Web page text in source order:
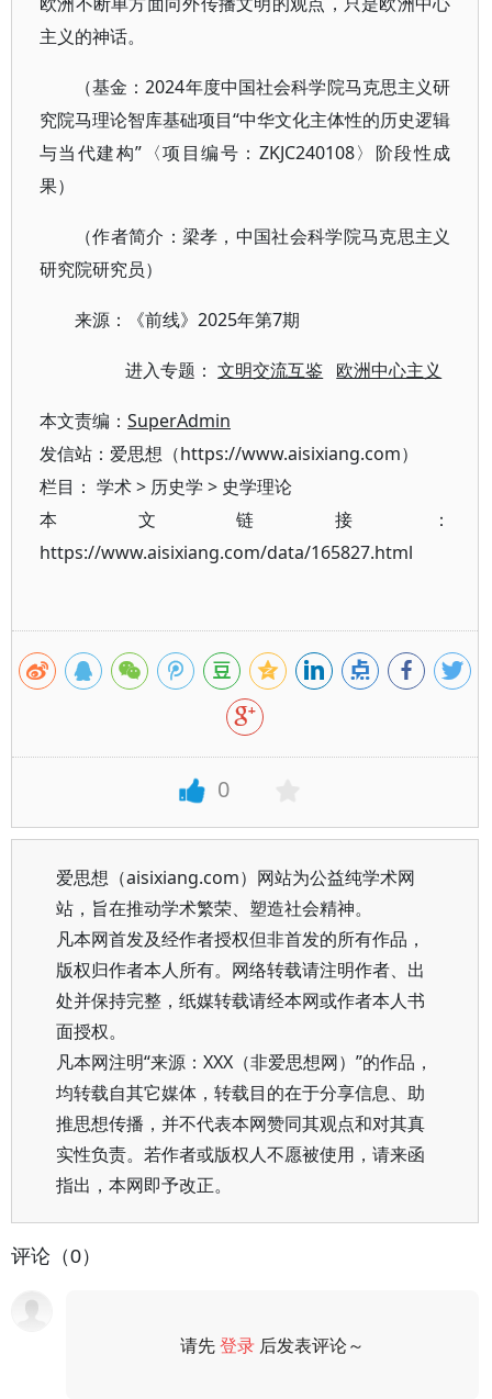
主义的神话。
（基金：2024年度中国社会科学院马克思主义研
究院马理论智库基础项目“中华文化主体性的历史逻辑
与当代建构”〈项目编号：ZKJC240108〉阶段性成
果）
（作者简介：梁孝，中国社会科学院马克思主义
研究院研究员）
来源：《前线》2025年第7期
进入专题：文明交流互鉴 欧洲中心主义
本文责编： SuperAdmin
发信站：爱思想（https://www.aisixiang.com）
栏目： 学术> 历史学 > 史学理论
本文链接：
https://www.aisixiang.com/data/165827.html
0
爱思想（aisixiang.com）网站为公益纯学术网
站，旨在推动学术繁荣、塑造社会精神。
凡本网首发及经作者授权但非首发的所有作品，
版权归作者本人所有。网络转载请注明作者、出
处并保持完整，纸媒转载请经本网或作者本人书
面授权。
凡本网注明“来源：XXX（非爱思想网）”的作品，
均转载自其它媒体，转载目的在于分享信息、助
推思想传播，并不代表本网赞同其观点和对其真
实性负责。若作者或版权人不愿被使用，请来函
指出，本网即予改正。
评论（0）
请先登录 后发表评论～